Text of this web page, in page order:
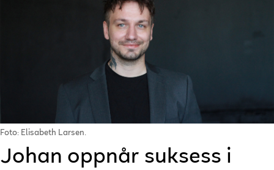
Foto: Elisabeth Larsen.
Johan oppnår suksess i